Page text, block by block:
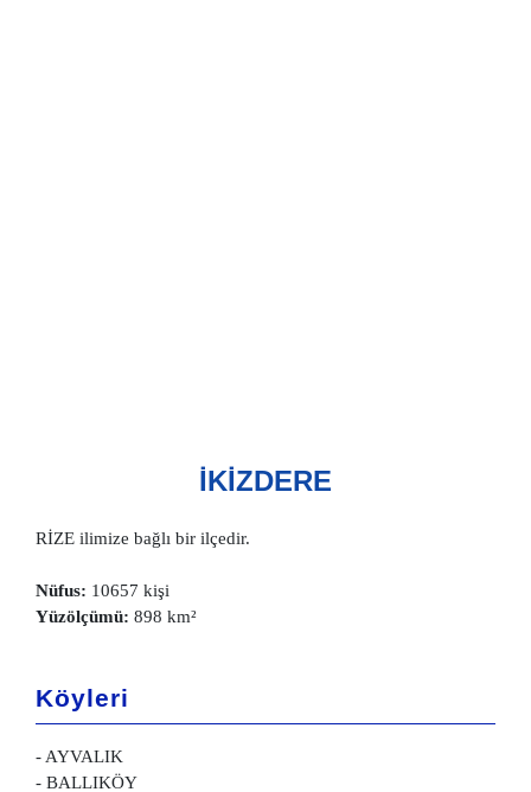
İKİZDERE
RİZE ilimize bağlı bir ilçedir.
Nüfus: 10657 kişi
Yüzölçümü: 898 km²
Köyleri
- AYVALIK
- BALLIKÖY